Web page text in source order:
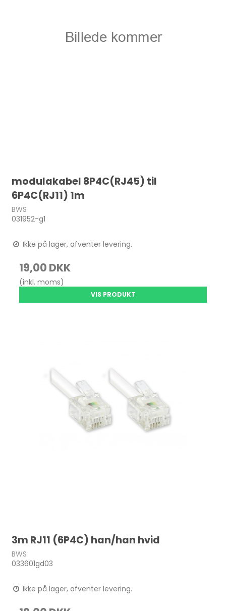
modulakabel 8P4C(RJ45) til
6P4C(RJ11) 1m
BWS
031952-g1
Ikke på lager, afventer levering.
19,00 DKK
(inkl. moms)
VIS PRODUKT
3m RJ11 (6P4C) han/han hvid
BWS
033601gd03
Ikke på lager, afventer levering.